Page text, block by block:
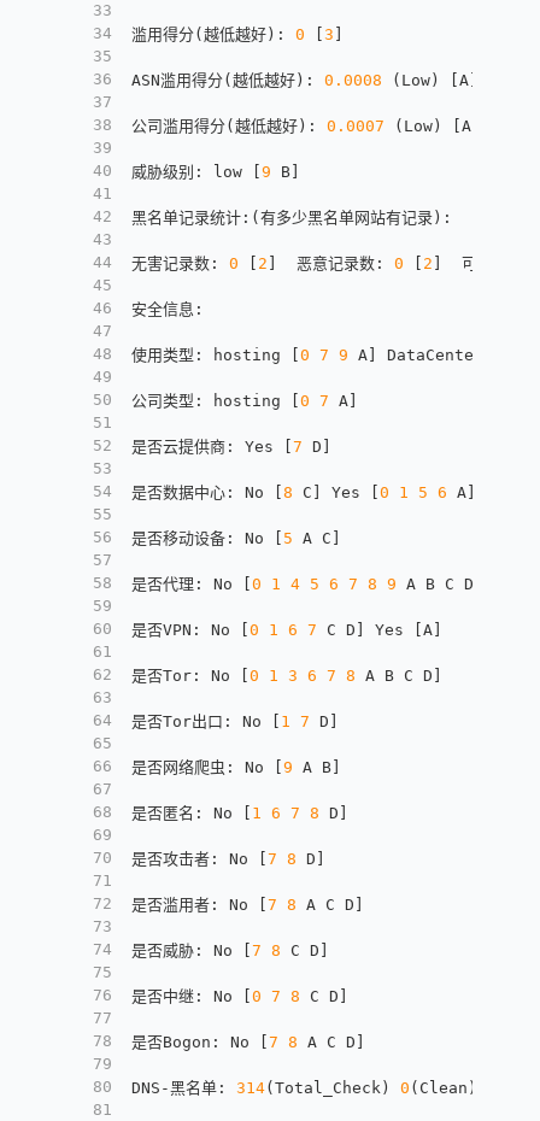
33
34
35
36
37
38
39
40
41
42
43
44
45
46
47
48
49
50
51
52
53
54
55
56
57
58
59
60
61
62
63
64
65
66
67
68
69
70
71
72
73
74
75
76
77
78
79
80
81
滥用得分(越低越好) : 0 [3 ]
ASN滥用得分(越低越好) : 0.0008 (Low) [A ]
公司滥用得分(越低越好) : 0.0007 (Low) [A
威胁级别 : low [9 B]
黑名单记录统计 : (有多少黑名单网站有记录) :
无害记录数 : 0 [ 2 ]
  恶意记录数
: 0 [ 2 ]
  可疑记录数
安全信息 :
使用类型 : hosting [0 7 9 A ] DataCenter/
公司类型 : hosting [0 7 A ]
是否云提供商 : Yes [7 D ]
是否数据中心 : No [8 C ] Yes [0 1 5 6 A ]
是否移动设备 : No [ 5 A C ]
是否代理 : No [0 1 4 5 6 7 8 9 A B C D
是否VPN : No [0 1 6 7 C D ] Yes [A ]
是否Tor : No [0 1 3 6 7 8 A B C D ]
是否Tor出口 : No [ 1 7 D ]
是否网络爬虫 : No [9 A B]
是否匿名 : No [ 1 6 7 8 D ]
是否攻击者 : No [7 8 D ]
是否滥用者 : No [7 8 A C D ]
是否威胁 : No [7 8 C D ]
是否中继 : No [0 7 8 C D ]
是否Bogon : No [7 8 A C D ]
DNS-黑名单 : 314(Total_Check) 0 (Clean)